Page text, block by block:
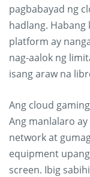
pagbabayad ng
hadlang.
platform ay
nag-aalok ng
isang araw na
Ang cloud
Ang manlalaro
network at
equipment
screen. Ibig